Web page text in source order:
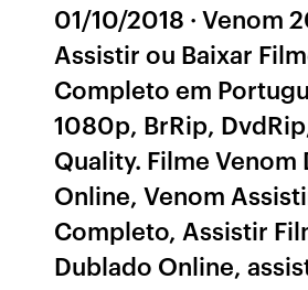
01/10/2018 · Venom
Assistir ou Baixar
Completo em
1080p, BrRip,
Quality. Filme Venom
Online, Venom
Completo, Assistir
Dublado Online,